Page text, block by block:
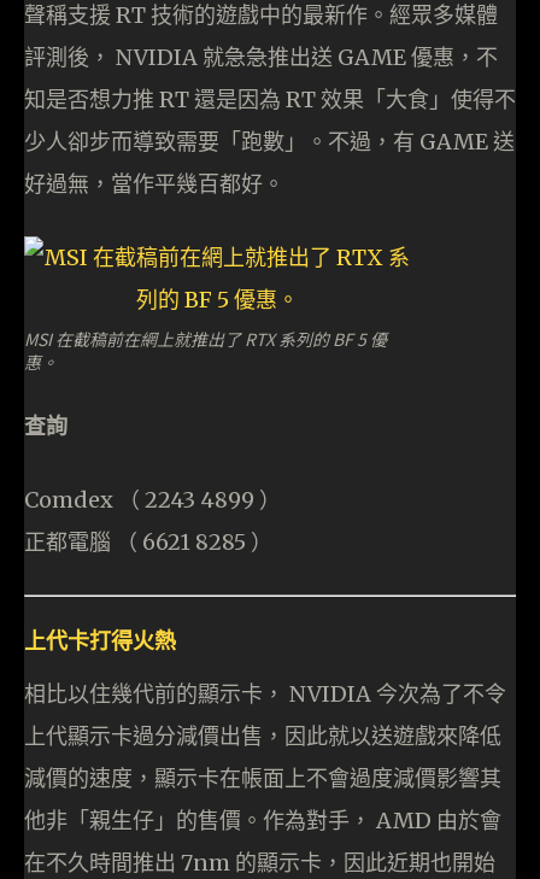
聲稱支援 RT 技術的遊戲中的最新作。經眾多媒體
評測後， NVIDIA 就急急推出送 GAME 優惠，不
知是否想力推 RT 還是因為 RT 效果「大食」使得不
少人卻步而導致需要「跑數」。不過，有 GAME 送
好過無，當作平幾百都好。
MSI 在截稿前在網上就推出了 RTX 系列的 BF 5 優
惠。
查詢
Comdex （ 2243 4899 ）
​正都電腦 （ 6621 8285 ）
上代卡打得火熱
相比以住幾代前的顯示卡， NVIDIA 今次為了不令
上代顯示卡過分減價出售，因此就以送遊戲來降低
減價的速度，顯示卡在帳面上不會過度減價影響其
他非「親生仔」的售價。作為對手， AMD 由於會
在不久時間推出 7nm 的顯示卡，因此近期也開始